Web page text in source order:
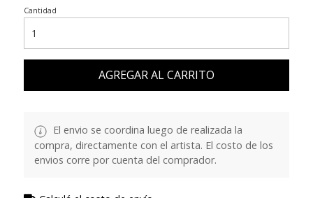
Cantidad
AGREGAR AL CARRITO
El envio se coordina luego de realizada la
compra, directamente con el artista. El costo de los
envios corre por cuenta del comprador.